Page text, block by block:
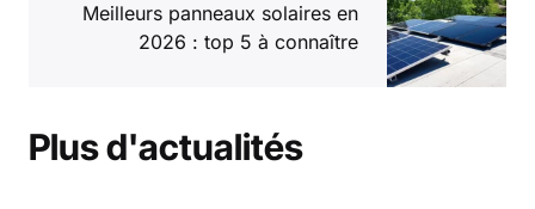
Meilleurs panneaux solaires en
2026 : top 5 à connaître
Plus d'actualités